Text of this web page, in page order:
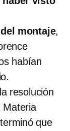
montaje,
habían
resolución
Materia
que